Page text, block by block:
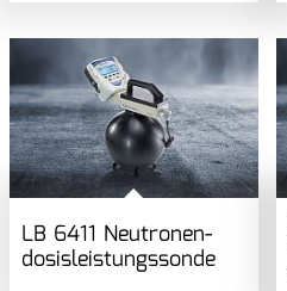
LB 6411 Neutronen­
dosisleistungs­sonde